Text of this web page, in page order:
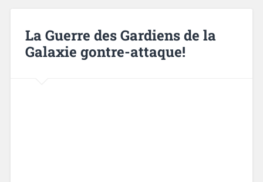
La Guerre des Gardiens de la
Galaxie gontre-attaque!